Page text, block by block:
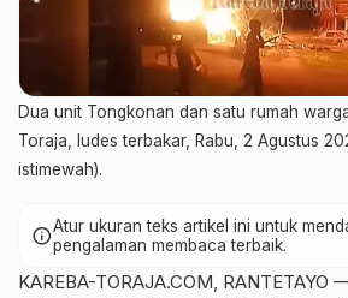
Dua unit Tongkonan dan satu rumah
Toraja, ludes terbakar, Rabu, 2 Agustus
istimewah).
infoAtur ukuran teks artikel ini untuk
pengalaman membaca terbaik.
KAREBA-TORAJA.COM, RANTETAYO